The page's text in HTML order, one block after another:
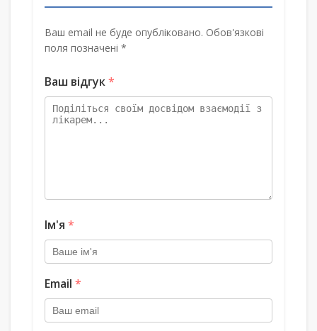
Ваш email не буде опубліковано. Обов'язкові
поля позначені *
Ваш відгук*
Ім'я *
Email *